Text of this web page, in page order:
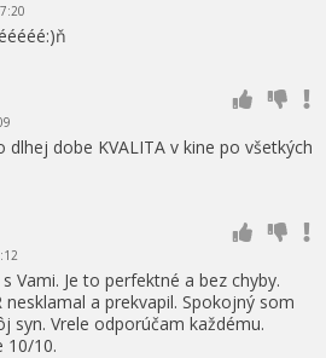
dlhej dobe KVALITA v kine po všetkých
Vami. Je to perfektné a bez chyby.
nesklamal a prekvapil. Spokojný som
syn. Vrele odporúčam každému.
10/10.